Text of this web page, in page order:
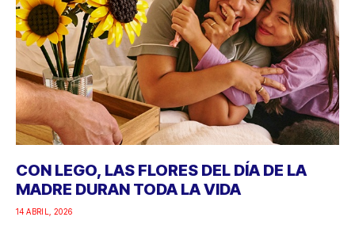
CON LEGO, LAS FLORES DEL DÍA DE LA
MADRE DURAN TODA LA VIDA
14 ABRIL, 2026